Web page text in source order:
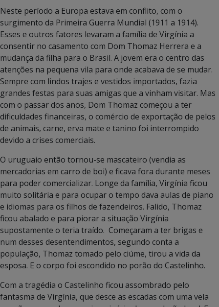
Neste período a Europa estava em conflito, com o
surgimento da Primeira Guerra Mundial (1911 a 1914).
Esses e outros fatores levaram a família de Virgínia a
consentir no casamento com Dom Thomaz Herrera e a
mudança da filha para o Brasil. A jovem era o centro das
atenções na pequena vila para onde acabava de se mudar.
Sempre com lindos trajes e vestidos importados, fazia
grandes festas para suas amigas que a vinham visitar. Mas
com o passar dos anos, Dom Thomaz começou a ter
dificuldades financeiras, o comércio de exportação de pelos
de animais, carne, erva mate e tanino foi interrompido
devido a crises comerciais.
O uruguaio então tornou-se mascateiro (vendia as
mercadorias em carro de boi) e ficava fora durante meses
para poder comercializar. Longe da família, Virgínia ficou
muito solitária e para ocupar o tempo dava aulas de piano
e idiomas para os filhos de fazendeiros. Falido, Thomaz
ficou abalado e para piorar a situação Virgínia
supostamente o teria traído. Começaram a ter brigas e
num desses desentendimentos, segundo conta a
população, Thomaz tomado pelo ciúme, tirou a vida da
esposa. E o corpo foi escondido no porão do Castelinho.
Com a tragédia o Castelinho ficou assombrado pelo
fantasma de Virgínia, que desce as escadas com uma vela